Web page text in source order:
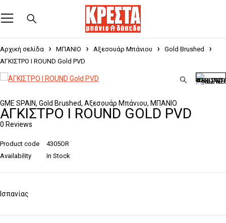
Αρχική σελίδα ΜΠΑΝΙΟ Αξεσουάρ Μπάνιου
Gold Brushed
ΑΓΚΙΣΤΡΟ I ROUND Gold PVD
GME SPAIN, Gold Brushed, Αξεσουάρ Μπάνιου, ΜΠΑΝΙΟ
ΑΓΚΙΣΤΡΟ I ROUND GOLD PVD
0 Reviews
Product code
4305OR
Availability
In Stock
Ισπανίας